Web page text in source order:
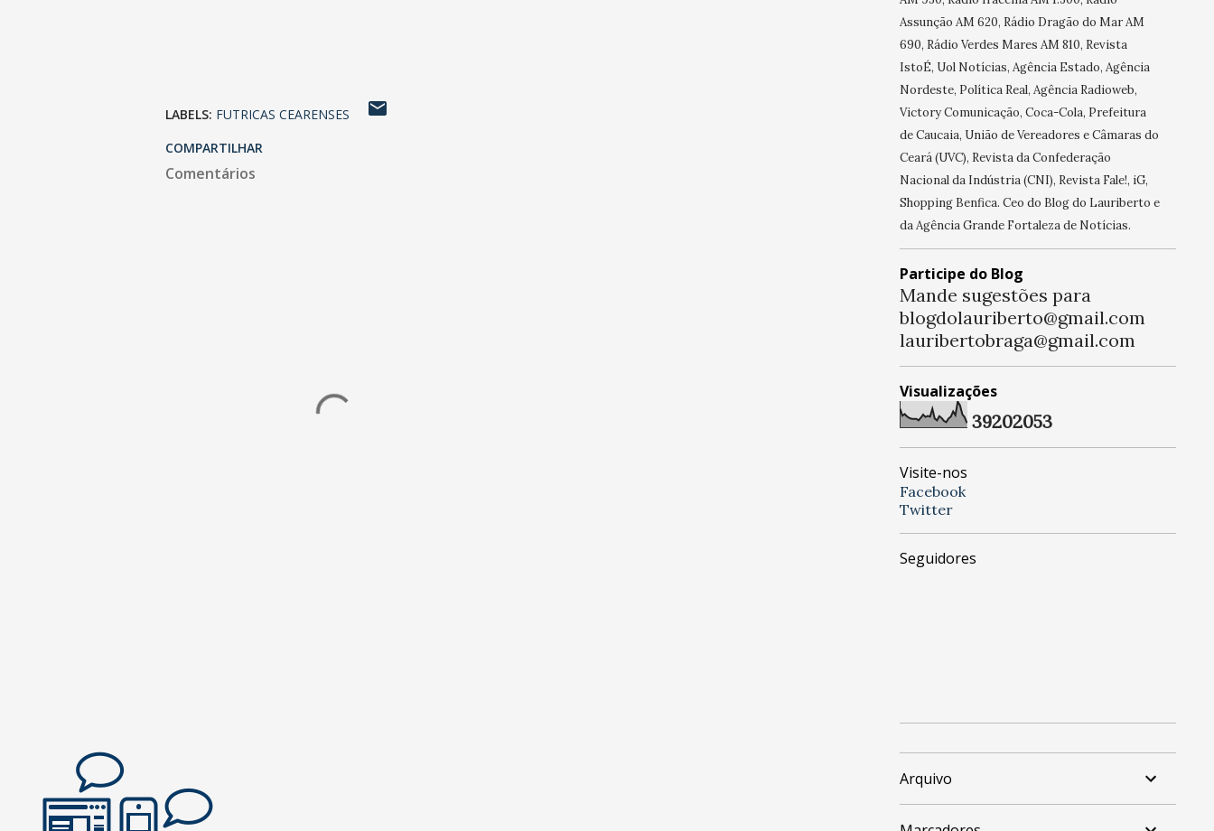
LABELS: FUTRICAS CEARENSES
COMPARTILHAR
Comentários
Assunção AM 620, Rádio Dragão do Mar AM
690, Rádio Verdes Mares AM 810, Revista
IstoÉ, Uol Notícias, Agência Estado, Agência
Nordeste, Política Real, Agência Radioweb,
Victory Comunicação, Coca-Cola, Prefeitura
de Caucaia, União de Vereadores e Câmaras do
Ceará (UVC), Revista da Confederação
Nacional da Indústria (CNI), Revista Fale!, iG,
Shopping Benfica. Ceo do Blog do Lauriberto e
da Agência Grande Fortaleza de Notícias.
Participe do Blog
Mande sugestões para
blogdolauriberto@gmail.com
lauribertobraga@gmail.com
Visualizações
39202053
Visite-nos
Facebook
Twitter
Seguidores
Arquivo